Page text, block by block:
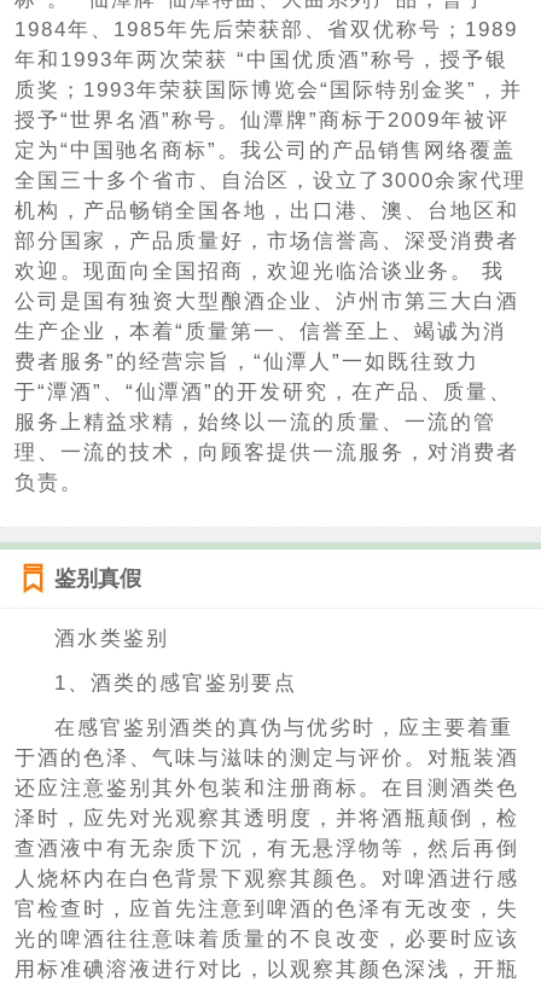
1984年、1985年先后荣获部、省双优称号；1989
年和1993年两次荣获 “中国优质酒”称号，授予银
质奖；1993年荣获国际博览会“国际特别金奖”，并
授予“世界名酒”称号。仙潭牌”商标于2009年被评
定为“中国驰名商标”。我公司的产品销售网络覆盖
全国三十多个省市、自治区，设立了3000余家代理
机构，产品畅销全国各地，出口港、澳、台地区和
部分国家，产品质量好，市场信誉高、深受消费者
欢迎。现面向全国招商，欢迎光临洽谈业务。 我
公司是国有独资大型酿酒企业、泸州市第三大白酒
生产企业，本着“质量第一、信誉至上、竭诚为消
费者服务”的经营宗旨，“仙潭人”一如既往致力
于“潭酒”、“仙潭酒”的开发研究，在产品、质量、
服务上精益求精，始终以一流的质量、一流的管
理、一流的技术，向顾客提供一流服务，对消费者
负责。
鉴别真假
酒水类鉴别
1、酒类的感官鉴别要点
在感官鉴别酒类的真伪与优劣时，应主要着重
于酒的色泽、气味与滋味的测定与评价。对瓶装酒
还应注意鉴别其外包装和注册商标。在目测酒类色
泽时，应先对光观察其透明度，并将酒瓶颠倒，检
查酒液中有无杂质下沉，有无悬浮物等，然后再倒
人烧杯内在白色背景下观察其颜色。对啤酒进行感
官检查时，应首先注意到啤酒的色泽有无改变，失
光的啤酒往往意味着质量的不良改变，必要时应该
用标准碘溶液进行对比，以观察其颜色深浅，开瓶